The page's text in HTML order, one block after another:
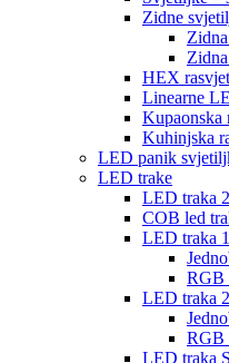
Zidne
HEX
Linearne
Kupaonska
Kuhinjska
LED panik
LED trake
LED traka
COB led
LED traka
RGB
LED traka
RGB
LED traka